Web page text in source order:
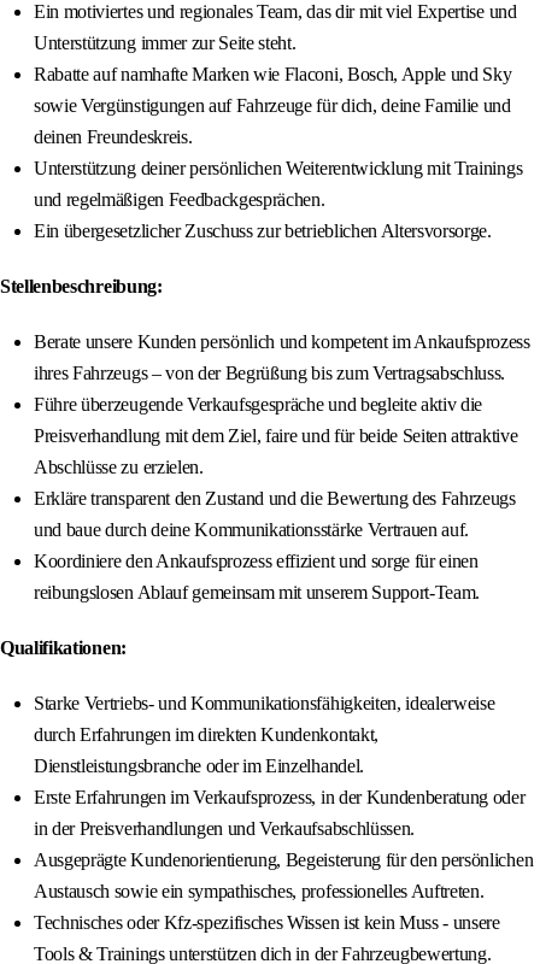
Ein motiviertes und regionales Team, das dir mit viel Expertise und
Unterstützung immer zur Seite steht.
Rabatte auf namhafte Marken wie Flaconi, Bosch, Apple und Sky
sowie Vergünstigungen auf Fahrzeuge für dich, deine Familie und
deinen Freundeskreis.
Unterstützung deiner persönlichen Weiterentwicklung mit Trainings
und regelmäßigen Feedbackgesprächen.
Ein übergesetzlicher Zuschuss zur betrieblichen Altersvorsorge.
Stellenbeschreibung:
Berate unsere Kunden persönlich und kompetent im Ankaufsprozess
ihres Fahrzeugs – von der Begrüßung bis zum Vertragsabschluss.
Führe überzeugende Verkaufsgespräche und begleite aktiv die
Preisverhandlung mit dem Ziel, faire und für beide Seiten attraktive
Abschlüsse zu erzielen.
Erkläre transparent den Zustand und die Bewertung des Fahrzeugs
und baue durch deine Kommunikationsstärke Vertrauen auf.
Koordiniere den Ankaufsprozess effizient und sorge für einen
reibungslosen Ablauf gemeinsam mit unserem Support-Team.
Qualifikationen:
Starke Vertriebs- und Kommunikationsfähigkeiten, idealerweise
durch Erfahrungen im direkten Kundenkontakt,
Dienstleistungsbranche oder im Einzelhandel.
Erste Erfahrungen im Verkaufsprozess, in der Kundenberatung oder
in der Preisverhandlungen und Verkaufsabschlüssen.
Ausgeprägte Kundenorientierung, Begeisterung für den persönlichen
Austausch sowie ein sympathisches, professionelles Auftreten.
Technisches oder Kfz-spezifisches Wissen ist kein Muss - unsere
Tools & Trainings unterstützen dich in der Fahrzeugbewertung.